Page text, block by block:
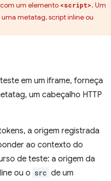
um elemento <script>. Um
metatag, script inline ou
em um iframe, forneça
um cabeçalho HTTP
a origem registrada
ao contexto do
de teste: a origem da
ou o src de um